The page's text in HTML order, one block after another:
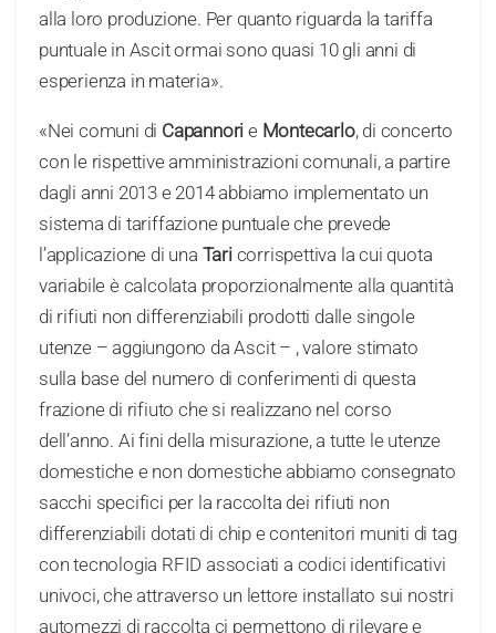
alla loro produzione. Per quanto riguarda la tariffa
puntuale in Ascit ormai sono quasi 10 gli anni di
esperienza in materia».
«Nei comuni di Capannori eMontecarlo, di concerto
con le rispettive amministrazioni comunali, a partire
dagli anni 2013 e 2014 abbiamo implementato un
sistema di tariffazione puntuale che prevede
l’applicazione di una Taricorrispettiva la cui quota
variabile è calcolata proporzionalmente alla quantità
di rifiuti non differenziabili prodotti dalle singole
utenze – aggiungono da Ascit – , valore stimato
sulla base del numero di conferimenti di questa
frazione di rifiuto che si realizzano nel corso
dell’anno. Ai fini della misurazione, a tutte le utenze
domestiche e non domestiche abbiamo consegnato
sacchi specifici per la raccolta dei rifiuti non
differenziabili dotati di chip e contenitori muniti di tag
con tecnologia RFID associati a codici identificativi
univoci, che attraverso un lettore installato sui nostri
automezzi di raccolta ci permettono di rilevare e